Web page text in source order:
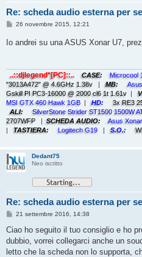
Re: scheda audio esterna per
M
s
i
o
26 novembre 2015, 12:21
Io andrei su una ASUS Xonar U7,
..::djlegend*[PC]::.. CASE: Microcool
"3013A472" @ 4.6GHz 1.38v
MB:
Gskill PI PC3-16000 @ 2000 cl6 1t 1.61v
MSI GTX 460 Hawk 1GB
HD: 3x RE3
ALI:
SilverStone Strider ST1500 1500W
2707WFP
SCHEDA AUDIO: Asus
TASTIERA: Logitech G19 S.O.:
Dedant75
Neo iscritto
Re: scheda audio esterna per
M
s
a
g
21 settembre 2016, 14:38
Ciao ho seguito il tuo consiglio e ho
dubbio, vorrei collegarci anche un
letto che la scheda non lo supporta,